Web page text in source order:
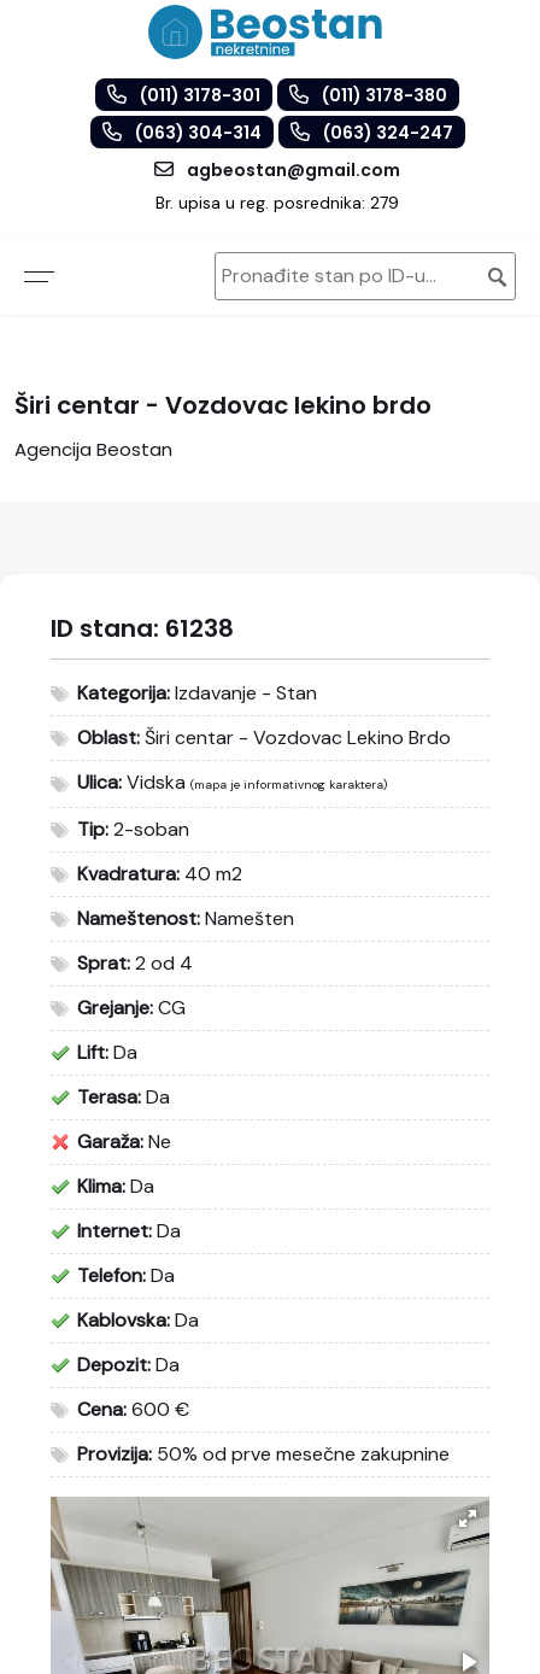
(011) 3178-301
(011) 3178-380
(063) 304-314
(063) 324-247
agbeostan@gmail.com
Br. upisa u reg. posrednika: 279
Širi centar - Vozdovac lekino brdo
Agencija Beostan
ID stana: 61238
Kategorija:Izdavanje - Stan
Oblast:Širi centar - Vozdovac Lekino Brdo
Ulica:Vidska (mapa je informativnog karaktera)
Tip:2-soban
Kvadratura: 40 m2
Nameštenost:Namešten
Sprat:2 od 4
Grejanje:CG
Lift:Da
Terasa:Da
Garaža:Ne
Klima:Da
Internet:Da
Telefon:Da
Kablovska:Da
Depozit:Da
Cena:600 €
Provizija: 50% od prve mesečne zakupnine